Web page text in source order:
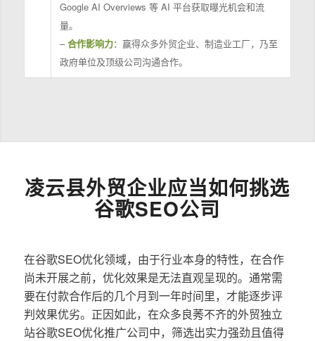
Google AI Overviews 等 AI 平台获取曝光机会和流
量。
–合作影响力：赢得众多外贸企业、制造业工厂，乃至
政府单位及顶级公司沟通合作。
凌云县外贸企业应当如何挑选
谷歌SEO公司
在谷歌SEO优化领域，由于行业本身的特性，在合作
尚未开展之前，优化效果是无法直观呈现的。通常需
要在付款合作后的几个月到一年时间里，才能逐步评
判效果优劣。正因如此，在众多良莠不齐的外贸独立
站谷歌SEO优化推广公司中，筛选出实力强劲且值得